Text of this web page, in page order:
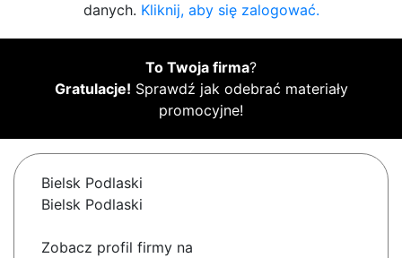
danych. Kliknij, aby się zalogować.
To Twoja firma?
Gratulacje! Sprawdź jak odebrać materiały
promocyjne!
Bielsk Podlaski
Bielsk Podlaski
Zobacz profil firmy na